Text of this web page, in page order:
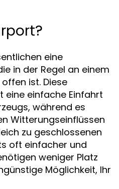
eine
in der Regel an einem
ist. Diese
einfache Einfahrt
während es
Witterungseinflüssen
zu geschlossenen
oft einfacher und
weniger Platz
Möglichkeit, Ihr